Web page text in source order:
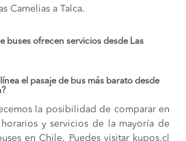
Camelias a Talca.
buses ofrecen servicios desde Las
el pasaje de bus más barato desde
la posibilidad de comparar en
y servicios de la mayoría de
en Chile. Puedes visitar kupos.cl